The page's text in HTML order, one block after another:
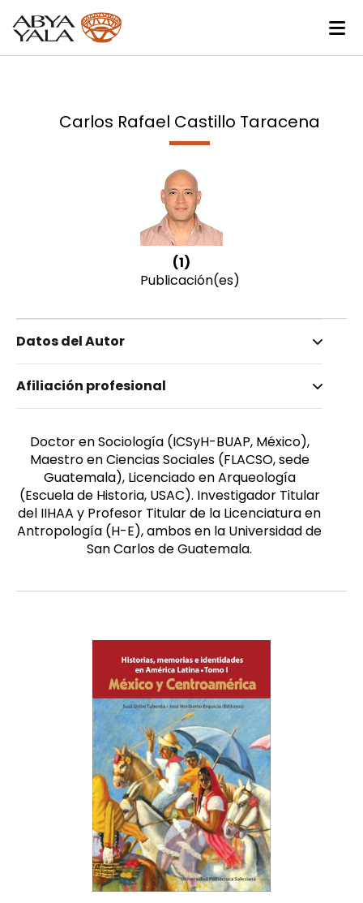
Carlos Rafael Castillo Taracena
(1)
Publicación(es)
Datos del Autor
Castillo Taracena, Carlos Rafael
Masculino
Afiliación profesional
Doctor en Sociología (ICSyH-BUAP, México),
Maestro en Ciencias Sociales (FLACSO, sede
Guatemala), Licenciado en Arqueología
(Escuela de Historia, USAC). Investigador Titular
del IIHAA y Profesor Titular de la Licenciatura en
Antropología (H-E), ambos en la Universidad de
San Carlos de Guatemala.